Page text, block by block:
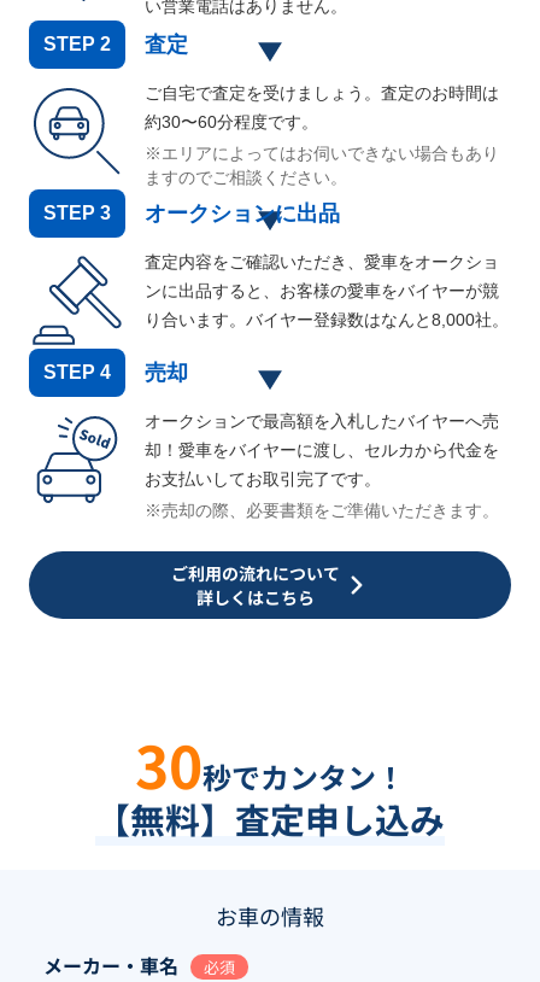
い営業電話はありません。
STEP 2 査定
ご自宅で査定を受けましょう。査定のお時間は
約30〜60分程度です。
※エリアによってはお伺いできない場合もあり
ますのでご相談ください。
STEP 3 オークションに出品
査定内容をご確認いただき、愛車をオークショ
ンに出品すると、お客様の愛車をバイヤーが競
り合います。バイヤー登録数はなんと8,000社。
STEP 4 売却
オークションで最高額を入札したバイヤーへ売
却！愛車をバイヤーに渡し、セルカから代金を
お支払いしてお取引完了です。
※売却の際、必要書類をご準備いただきます。
ご利用の流れについて
詳しくはこちら
30秒でカンタン！
【無料】査定申し込み
お車の情報
メーカー・車名 必須